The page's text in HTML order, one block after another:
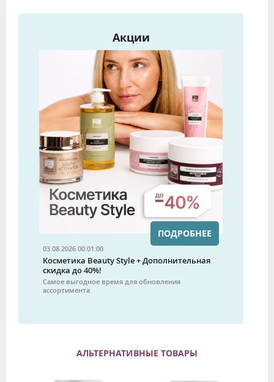
Акции
03.08.2026 00:01:00
Косметика Beauty Style + Дополнительная
скидка до 40%!
Самое выгодное время для обновления
ассортимента
ПОДРОБНЕЕ
АЛЬТЕРНАТИВНЫЕ ТОВАРЫ